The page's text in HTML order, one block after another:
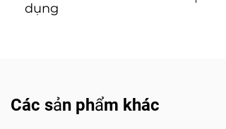
dụng
Các sản phẩm khác